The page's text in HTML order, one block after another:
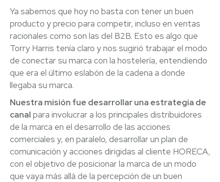
Ya sabemos que hoy no basta con tener un buen
producto y precio para competir, incluso en ventas
racionales como son las del B2B. Esto es algo que
Torry Harris tenía claro y nos sugirió trabajar el modo
de conectar su marca con la hostelería, entendiendo
que era el último eslabón de la cadena a donde
llegaba su marca.
Nuestra misión fue desarrollar una estrategia de
canal para involucrar a los principales distribuidores
de la marca en el desarrollo de las acciones
comerciales y, en paralelo, desarrollar un plan de
comunicación y acciones dirigidas al cliente HORECA,
con el objetivo de posicionar la marca de un modo
que vaya más allá de la percepción de un buen